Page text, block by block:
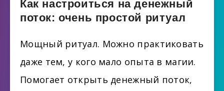
Как настроиться на денежный
поток: очень простой ритуал
Мощный ритуал. Можно практиковать
даже тем, у кого мало опыта в магии.
Помогает открыть денежный поток,